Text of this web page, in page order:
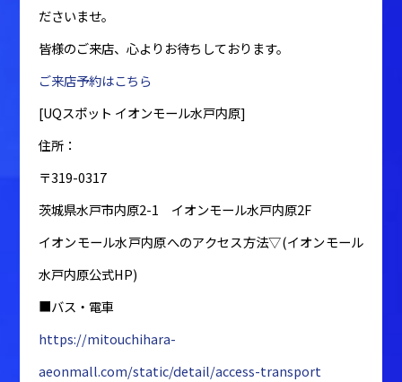
ださいませ。
皆様のご来店、心よりお待ちしております。
ご来店予約はこちら
[UQスポット イオンモール水戸内原]
住所：
〒319-0317
茨城県水戸市内原2-1 イオンモール水戸内原2F
イオンモール水戸内原へのアクセス方法▽(イオンモール
水戸内原公式HP)
■バス・電車
https://mitouchihara-
aeonmall.com/static/detail/access-transport